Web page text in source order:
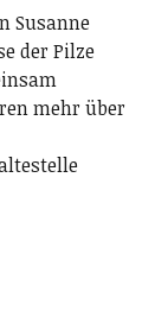
Susanne
der Pilze
mehr über